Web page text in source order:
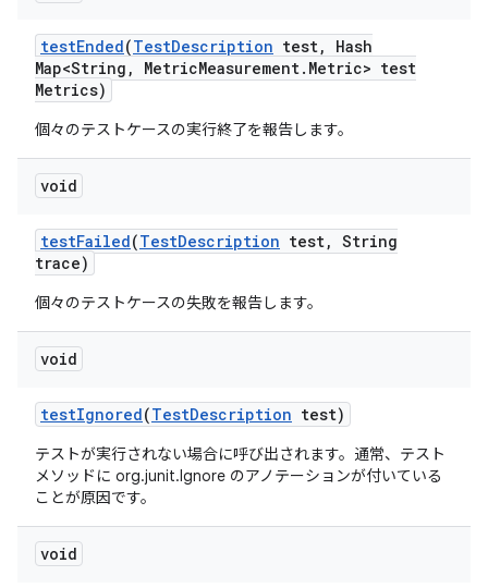
testEnded(TestDescription test,
Hash
Map<String , MetricMeasurement. Metric> test
Metrics)
個々のテストケースの実行終了を報告します。
void
testFailed(TestDescription test, String
trace)
個々のテストケースの失敗を報告します。
void
testIgnored(TestDescription test)
テストが実行されない場合に呼び出されます。通常、テスト
メソッドに org.junit.Ignore のアノテーションが付いている
ことが原因です。
void